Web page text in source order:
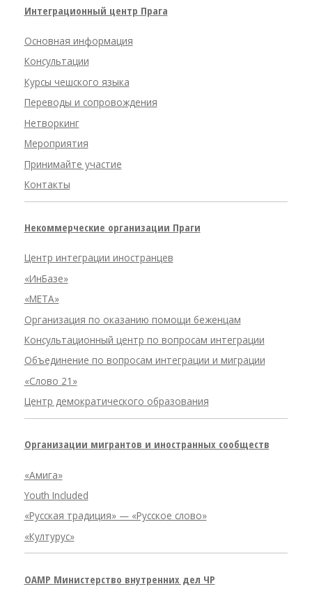
Интеграционный центр Прага
Основная информация
Консультации
Курсы чешского языка
Переводы и сопровождения
Нетворкинг
Мероприятия
Принимайте участие
Контакты
Некоммерческие организации Праги
Центр интеграции иностранцев
«ИнБазе»
«META»
Организация по оказанию помощи беженцам
Консультационный центр по вопросам интеграции
Объединение по вопросам интеграции и миграции
«Слово 21»
Центр демократического образования
Организации мигрантов и иностранных сообществ
«Амига»
Youth Included
«Русская традиция» — «Русское слово»
«Културус»
OAMP Министерство внутренних дел ЧР